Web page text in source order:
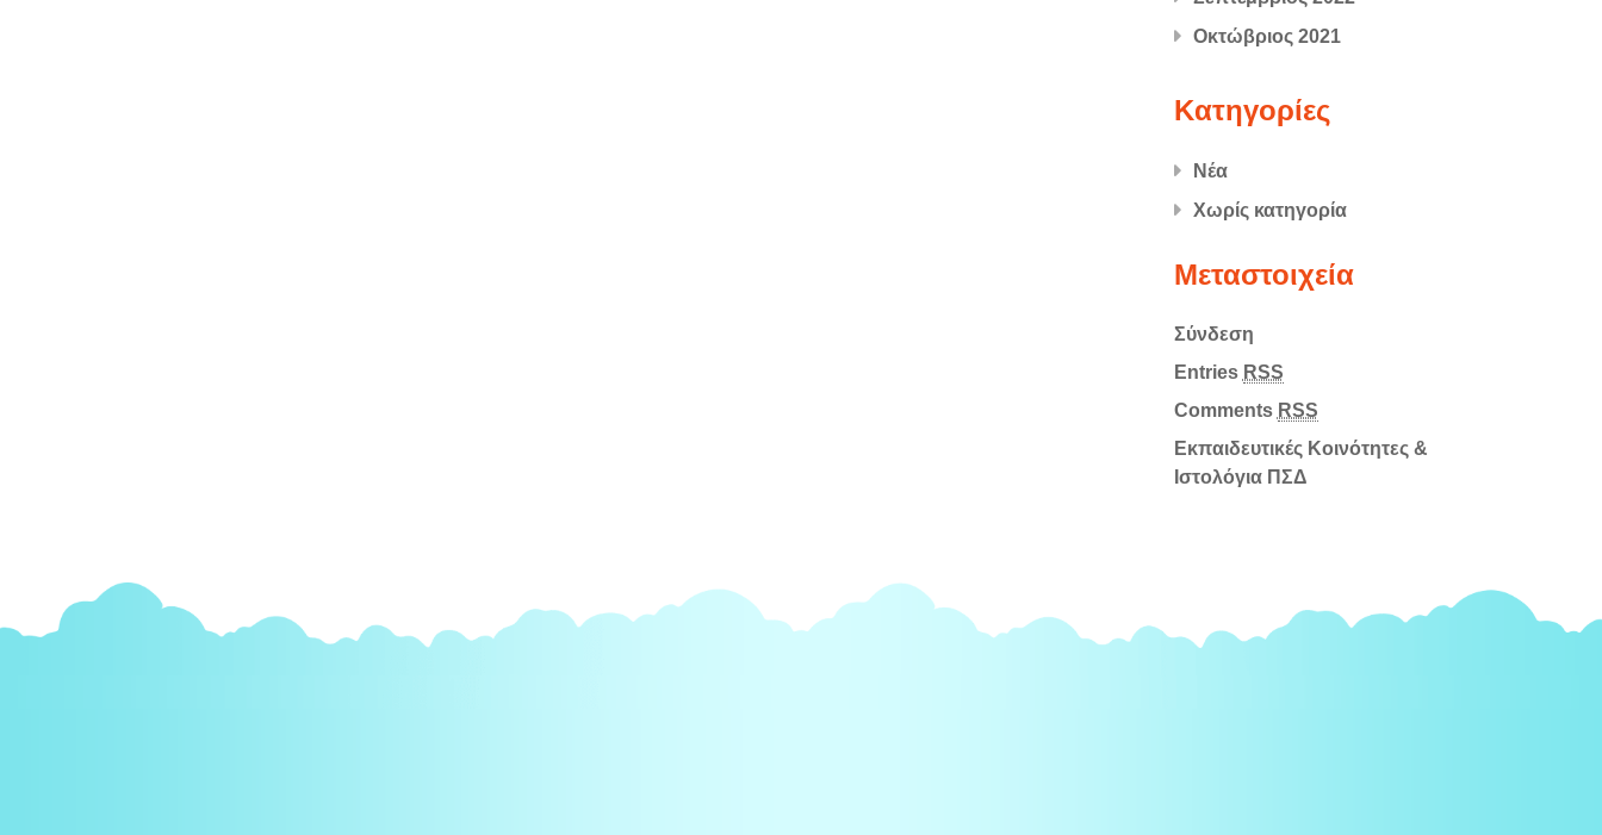
Οκτώβριος 2021
Kατηγορίες
Νέα
Χωρίς κατηγορία
Μεταστοιχεία
Σύνδεση
Entries RSS
Comments RSS
Εκπαιδευτικές Κοινότητες &
Ιστολόγια ΠΣΔ